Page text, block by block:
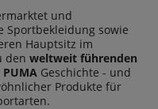
und
Sportbekleidung sowie
Hauptsitz im
den weltweit führenden
PUMA Geschichte - und
Produkte für